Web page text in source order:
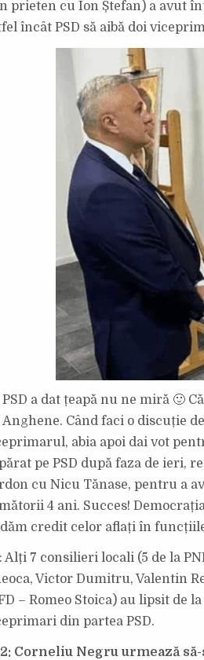
prieten cu Ion Ștefan) a avut
încât PSD să aibă doi
PSD a dat țeapă nu ne miră 🙂
Când faci o discuție
abia apoi dai vot
pe PSD după faza de ieri,
cu Nicu Tănase, pentru a
4 ani. Succes!
dăm credit celor aflați în
Alți 7 consilieri locali (5 de la
Victor Dumitru, Valentin
– Romeo Stoica) au lipsit de
din partea PSD.
Corneliu Negru urmează